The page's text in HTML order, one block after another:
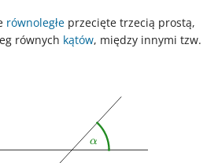
równoległe przecięte trzecią prostą,
równych kątów, między innymi tzw.
\alpha
α